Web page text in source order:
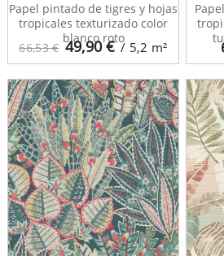
66,53 € 49,90€ / 5,2 m²
Papel pintado de tigres y hojas
tropicales texturizado color
blanco roto